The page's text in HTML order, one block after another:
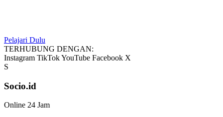
Pelajari Dulu
TERHUBUNG DENGAN:
Instagram TikTokYouTube Facebook X
S
Socio.id
Online 24 Jam